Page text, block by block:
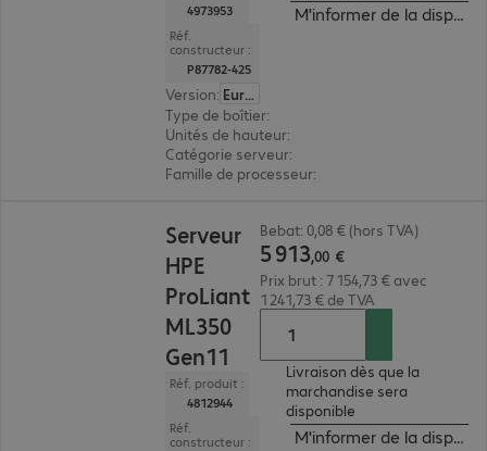
4973953
Réf.
constructeur :
P87782-425
Version:
Europe
Type de boîtier:
Unités de hauteur:
Catégorie serveur:
Famille de processeur:
M'informer de la
Serveur
HPE
ProLiant
ML350
Gen11
Réf. produit :
4812944
Réf.
constructeur :
Bebat: 0,08 € (hors TVA)
5913,00 €
Prix brut : 7 154,73 € avec
1 241,73 € de TVA
Livraison dès que la
marchandise sera
disponible
M'informer de la